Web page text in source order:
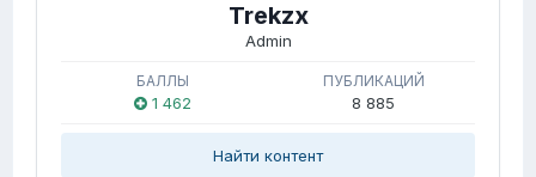
Trekzx
Admin
БАЛЛЫ
1 462
ПУБЛИКАЦИЙ
8 885
Найти контент